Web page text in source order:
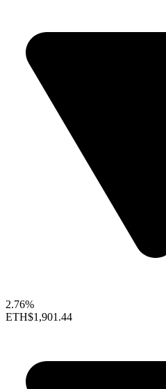
2.76%
ETH$1,901.44